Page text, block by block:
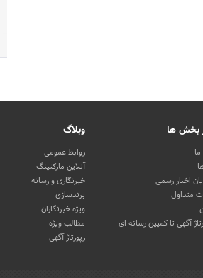
بخش ها
اخبار رسمی
متداول
آگهی تا کمپین رسانه ای
وبلاگ
روابط عمومی
آنلاین مارکتینگ
خبرنگاری و رسانه
برندسازی
ویژه خبرنگاران
مطالب ویژه
رپورتاژ آگهی